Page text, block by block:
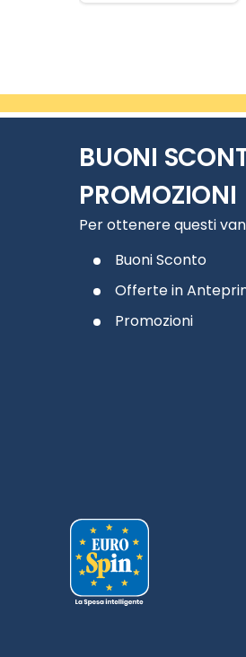
BUONI
PROMOZIONI
Per ottenere questi
Buoni Sconto
Offerte in
Promozioni